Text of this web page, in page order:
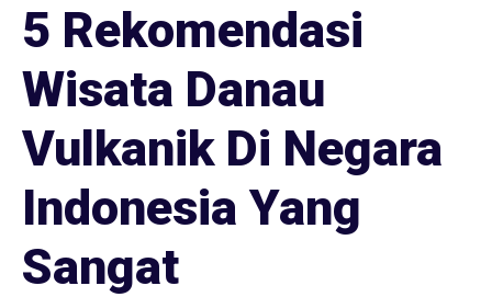
5 Rekomendasi
Wisata Danau
Vulkanik Di Negara
Indonesia Yang
Sangat